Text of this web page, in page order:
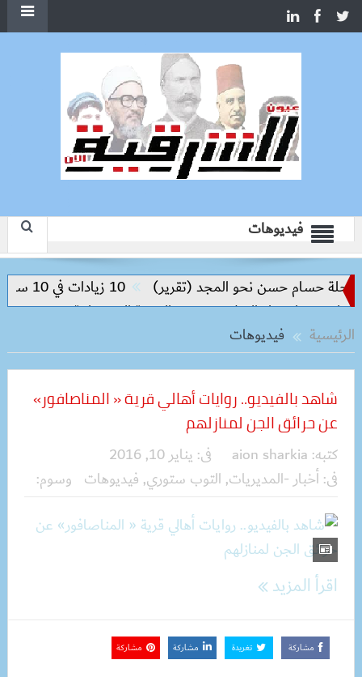
فيديوهات
حسام حسن نحو المجد (تقرير)
10 زيادات في 10 سنوات.. هل حان الوقت لرفع دعم البنزين نهائيا؟
بناء السلام وتحقيق التنمية المستدامة
الرئيسية
فيديوهات
شاهد بالفيديو.. روايات أهالي قرية « المناصافور»
عن حرائق الجن لمنازلهم
كتبه: aion sharkia فى: يناير 10, 2016
فى:أخبار -المديريات, التوب ستوري, فيديوهات وسوم:
اقرأ المزيد
مشاركة تغريدة مشاركة مشاركة